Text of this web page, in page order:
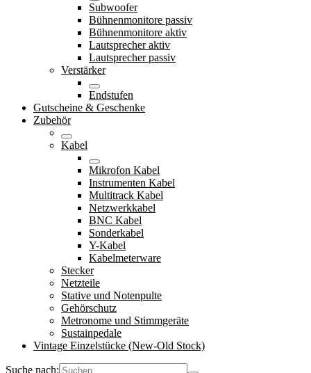
Subwoofer
Bühnenmonitore passiv
Bühnenmonitore aktiv
Lautsprecher aktiv
Lautsprecher passiv
Verstärker
Endstufen
Gutscheine & Geschenke
Zubehör
Kabel
Mikrofon Kabel
Instrumenten Kabel
Multitrack Kabel
Netzwerkkabel
BNC Kabel
Sonderkabel
Y-Kabel
Kabelmeterware
Stecker
Netzteile
Stative und Notenpulte
Gehörschutz
Metronome und Stimmgeräte
Sustainpedale
Vintage Einzelstücke (New-Old Stock)
Suche nach: